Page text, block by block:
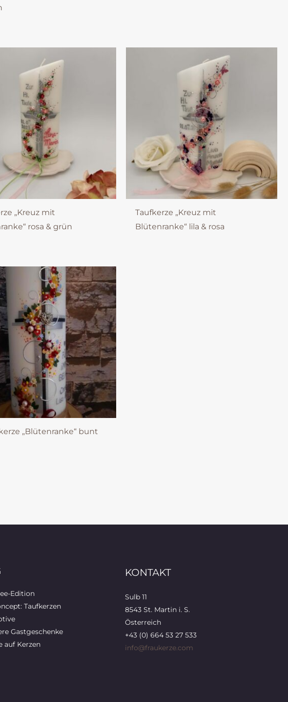
„Kreuz mit
rosa & grün
Taufkerze „Kreuz mit
Blütenranke“ lila & rosa
„Blütenranke“ bunt
Edition
Taufkerzen
Gastgeschenke
auf Kerzen
KONTAKT
Sulb 11
8543 St. Martin i. S.
Österreich
+43 (0) 664 53 27 533
info@fraukerze.com